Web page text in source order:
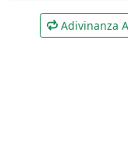
Adivinanza